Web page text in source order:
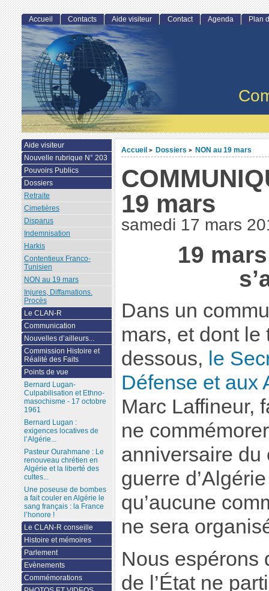
Accueil > Dossiers > NON au 19 mars
19 mars
samedi 17 mars
19
Dans un
mars, et dont le
dessous, le
Défense et aux
Marc Laffineur,
ne
anniversaire du
guerre
qu’aucune
ne sera
Nous espérons
de l’État ne
Accueil Contacts Aide visiteur Contact Agenda Plan
Aide visiteur
Nouvelle rubrique N° 203
Pouvoirs Publics
Dossiers
Retraite
Cimetières
Disparus
Indemnisation
Harkis
Contentieux Franco-
Tunisien
NON au 19 mars
Injures, Diffamations.
Procès
Le CLAN-R
Communication
Nouvelles d’ailleurs...
Commission Histoire et
Réalité des Faits
Points de vue
Bernard Lugan-
Culpabilisation et Ethno-
masochisme - 17 octobre
1961
Bernard Lugan :
exigences locatives de
l’Algérie...
Pasteur Ourahmane : Le
renouveau chrétien en
Algérie et la liberté des
cultes...
Une poseuse de bombes
a fait couler en Algérie le
sang français : la France
l’honore !
Le CLAN-R conseille
Histoire et mémoires
Parlement
Evènements
Commémorations